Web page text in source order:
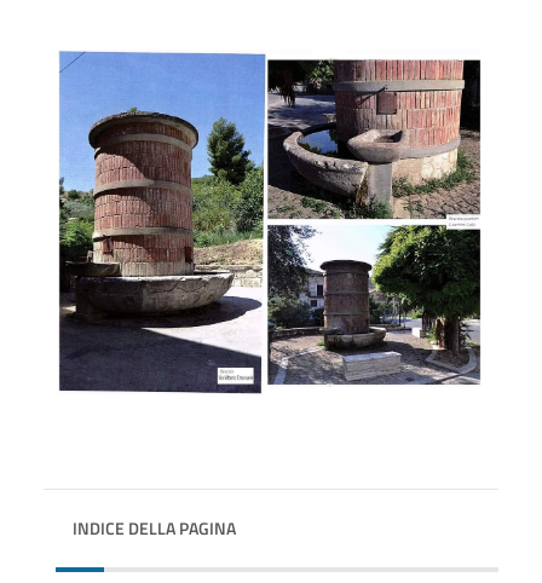
INDICE DELLA PAGINA